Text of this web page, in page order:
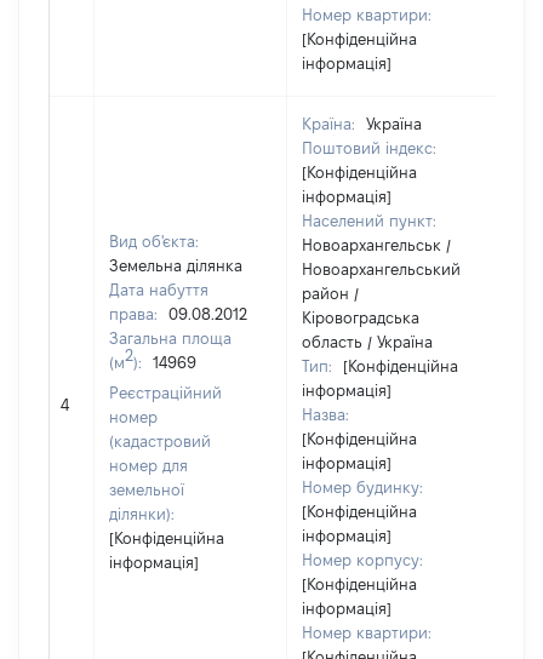
Номер квартири:
[Конфіденційна
інформація]
4
Вид об'єкта:
Земельна ділянка
Дата набуття
права:
09.08.2012
Загальна площа
(м2):
14969
Реєстраційний
номер
(кадастровий
номер для
земельної
ділянки):
[Конфіденційна
інформація]
Країна:
Україна
Поштовий індекс:
[Конфіденційна
інформація]
Населений пункт:
Новоархангельськ /
Новоархангельський
район /
Кіровоградська
область / Україна
Тип:
[Конфіденційна
інформація]
Назва:
[Конфіденційна
інформація]
Номер будинку:
[Конфіденційна
інформація]
Номер корпусу:
[Конфіденційна
інформація]
Номер квартири: